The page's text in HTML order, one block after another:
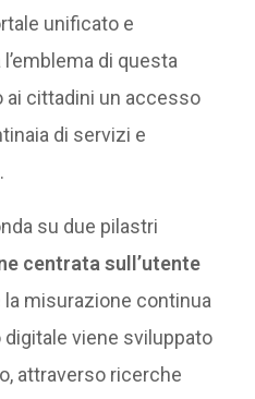
unificato e
di questa
cittadini un accesso
di servizi e
su due pilastri
centrata sull’utente
misurazione continua
viene sviluppato
attraverso ricerche